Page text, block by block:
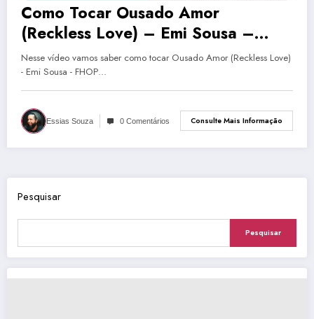
Como Tocar Ousado Amor
(Reckless Love) – Emi Sousa –
FHOP (Tutorial de Teclado)
Nesse vídeo vamos saber como tocar Ousado Amor (Reckless Love)
- Emi Sousa - FHOP…
Essias Souza 0 Comentários Consulte Mais Informação
Pesquisar
Pesquisar